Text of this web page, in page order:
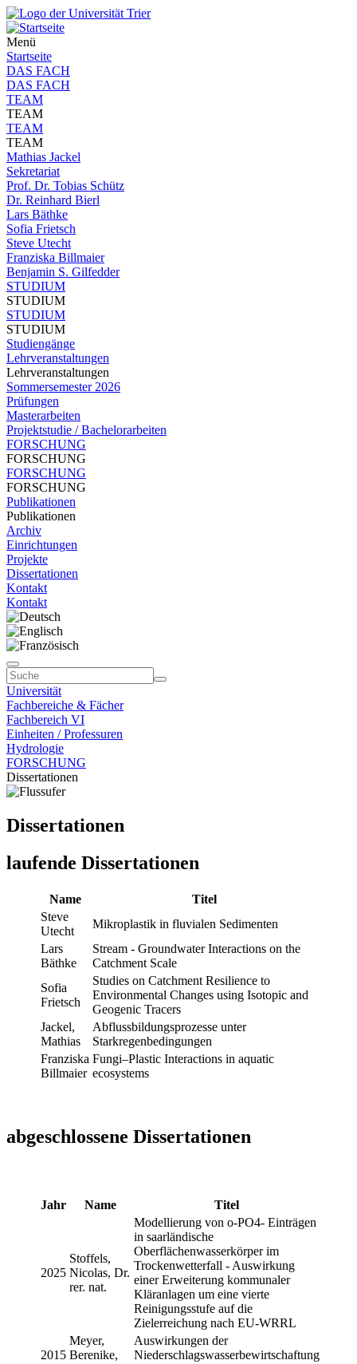
Menü
Startseite
DAS FACH
DAS FACH
TEAM
TEAM
TEAM
TEAM
Mathias Jackel
Sekretariat
Prof. Dr. Tobias Schütz
Dr. Reinhard Bierl
Lars Bäthke
Sofia Frietsch
Steve Utecht
Franziska Billmaier
Benjamin S. Gilfedder
STUDIUM
STUDIUM
STUDIUM
STUDIUM
Studiengänge
Lehrveranstaltungen
Lehrveranstaltungen
Sommersemester 2026
Prüfungen
Masterarbeiten
Projektstudie / Bachelorarbeiten
FORSCHUNG
FORSCHUNG
FORSCHUNG
FORSCHUNG
Publikationen
Publikationen
Archiv
Einrichtungen
Projekte
Dissertationen
Kontakt
Kontakt
Universität
Fachbereiche & Fächer
Fachbereich VI
Einheiten / Professuren
Hydrologie
FORSCHUNG
Dissertationen
Dissertationen
laufende Dissertationen
Name
Titel
Steve
Utecht
Mikroplastik in fluvialen Sedimenten
Lars
Bäthke
Stream - Groundwater Interactions on the
Catchment Scale
Sofia
Frietsch
Studies on Catchment Resilience to
Environmental Changes using Isotopic and
Geogenic Tracers
Jackel,
Mathias
Abflussbildungsprozesse unter
Starkregenbedingungen
Franziska
Billmaier
Fungi–Plastic Interactions in aquatic
ecosystems
abgeschlossene Dissertationen
Jahr Name Titel
2025
Stoffels,
Nicolas, Dr.
rer. nat.
Modellierung von o-PO4- Einträgen
in saarländische
Oberflächenwasserkörper im
Trockenwetterfall - Auswirkung
einer Erweiterung kommunaler
Kläranlagen um eine vierte
Reinigungsstufe auf die
Zielerreichung nach EU-WRRL
2015
Meyer,
Berenike,
Auswirkungen der
Niederschlagswasserbewirtschaftung